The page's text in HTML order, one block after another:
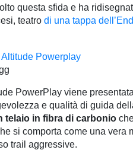
questa sfida e ha
teatro di una tappa
PowerPlay viene
e qualità di guida
telaio in fibra di carbonio
si comporta come una
trail aggressive.